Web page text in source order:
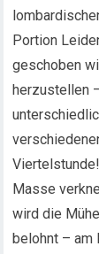
Portion
geschoben
herzustellen
Masse
wird die
belohnt – am